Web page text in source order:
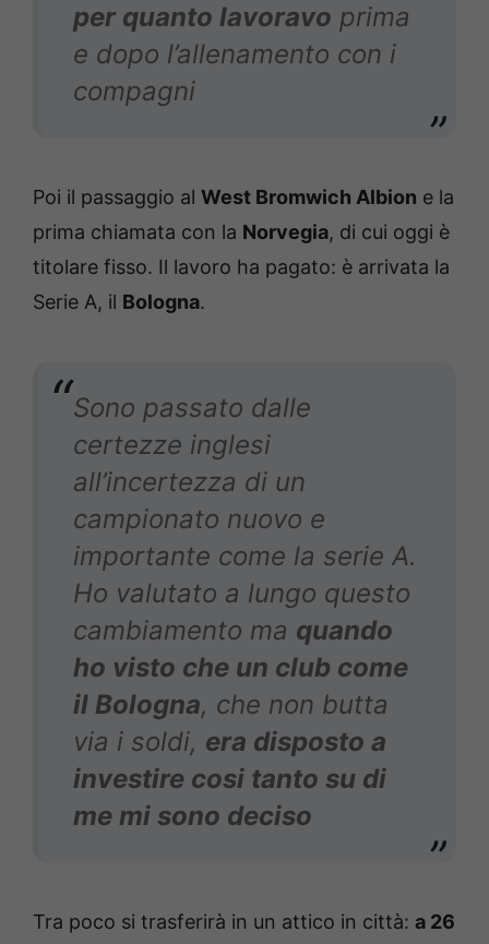
per quanto lavoravo prima
e dopo l’allenamento con i
compagni
Poi il passaggio al West Bromwich Albion e la
prima chiamata con la Norvegia, di cui oggi è
titolare fisso. Il lavoro ha pagato: è arrivata la
Serie A, il Bologna.
Sono passato dalle
certezze inglesi
all’incertezza di un
campionato nuovo e
importante come la serie A.
Ho valutato a lungo questo
cambiamento ma quando
ho visto che un club come
il Bologna, che non butta
via i soldi, era disposto a
investire cosi tanto su di
me mi sono deciso
Tra poco si trasferirà in un attico in città: a 26